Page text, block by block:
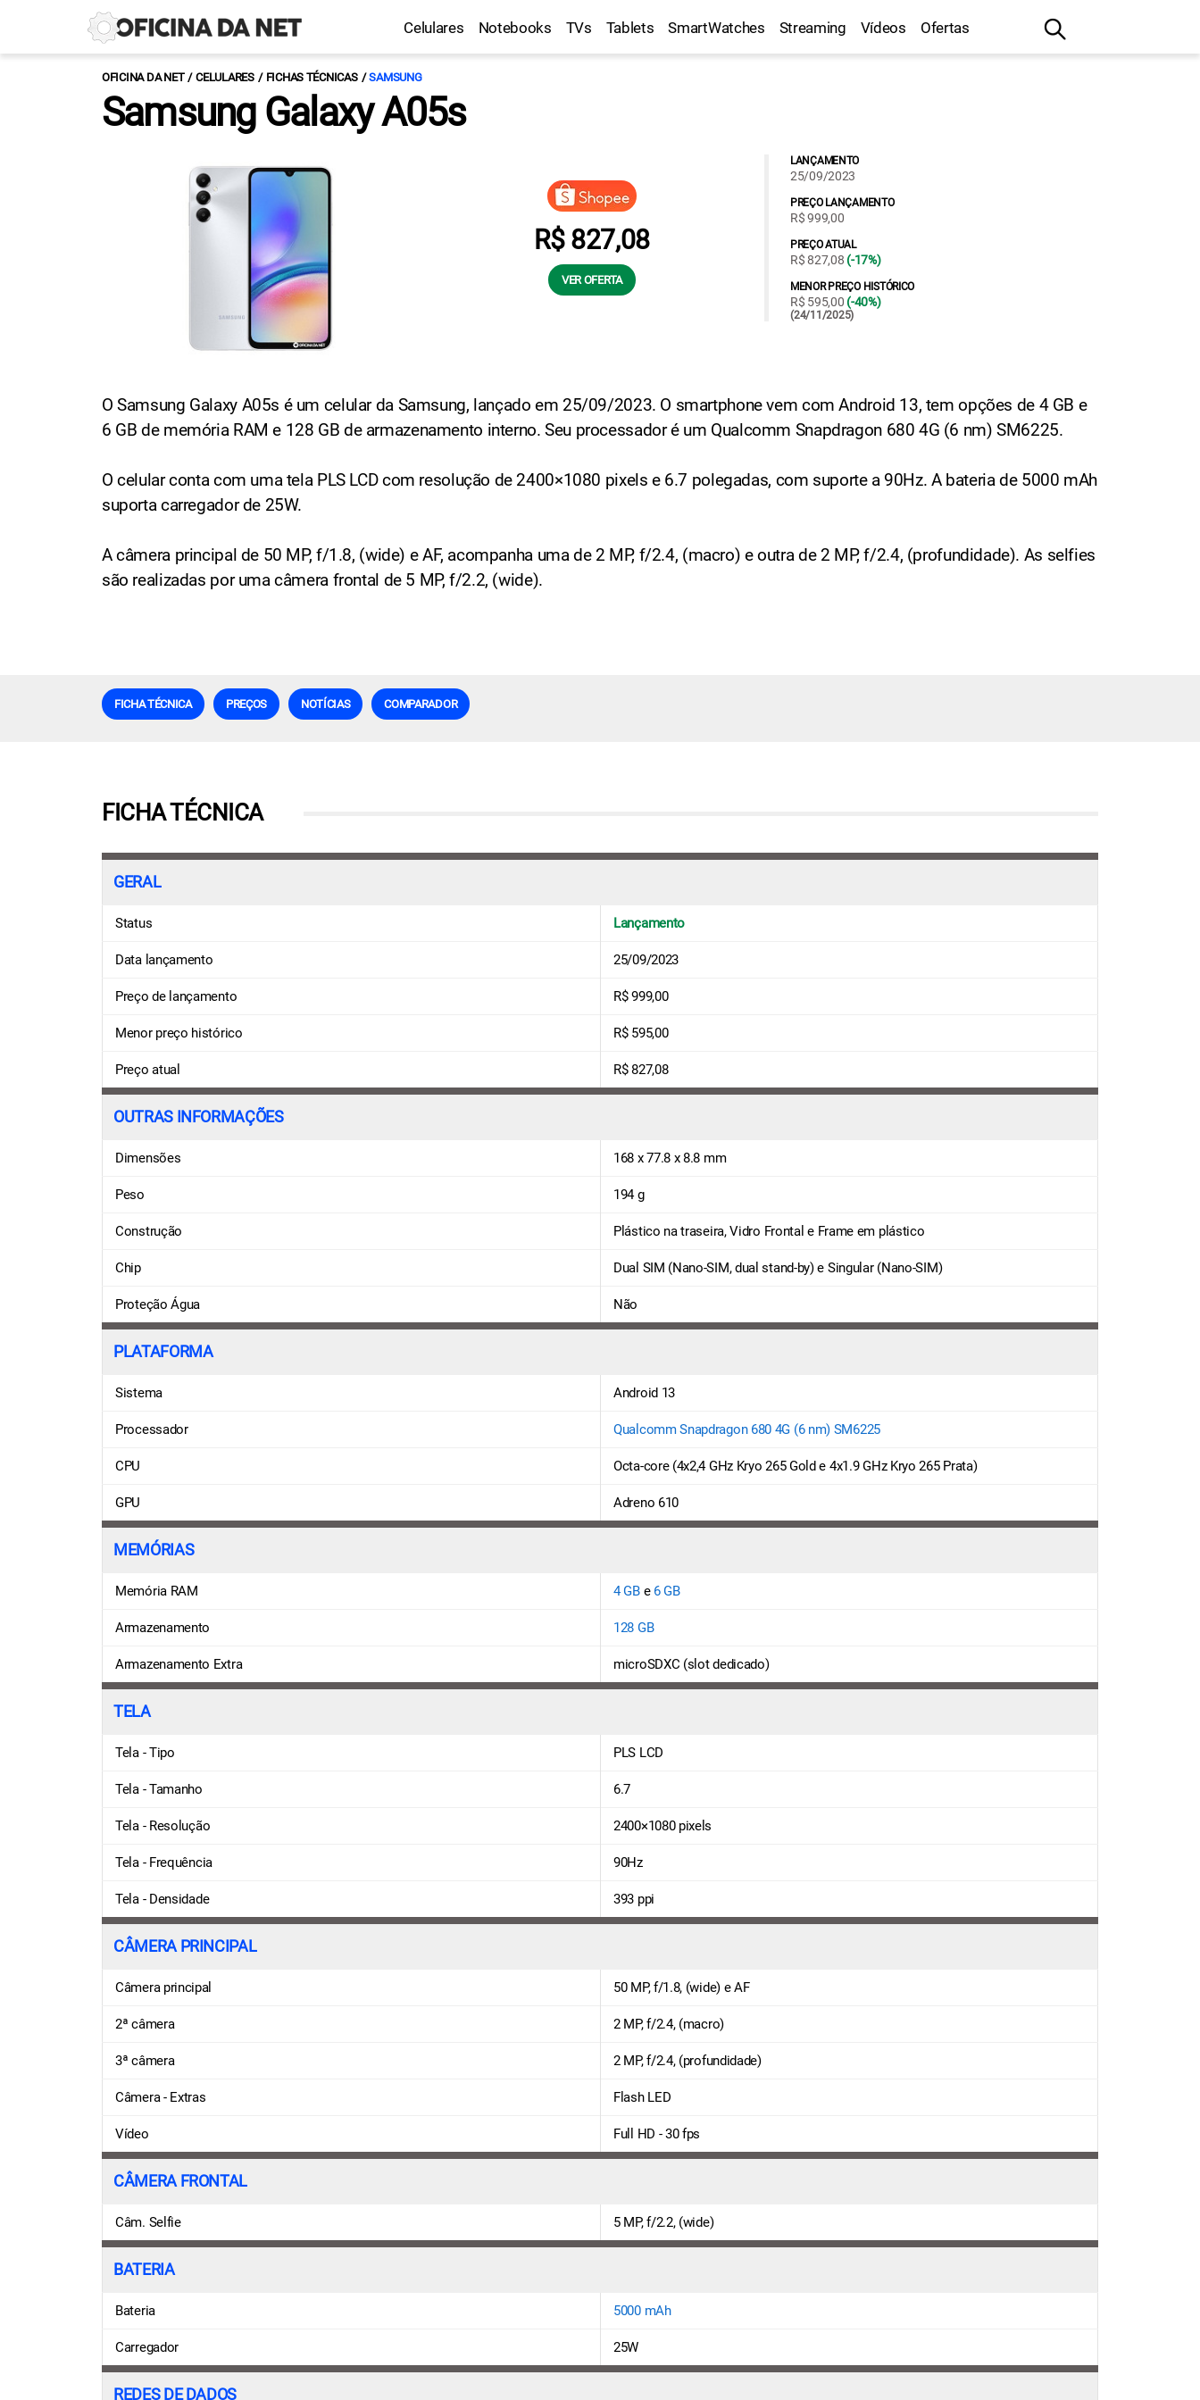
Celulares Notebooks TVs Tablets SmartWatches Streaming Vídeos Ofertas
OFICINA DA NET CELULARES FICHAS TÉCNICAS SAMSUNG
Samsung Galaxy A05s
R$ 827,08
VER OFERTA
LANÇAMENTO
25/09/2023
PREÇO LANÇAMENTO
R$ 999,00
PREÇO ATUAL
R$ 827,08 (-17%)
MENOR PREÇO HISTÓRICO
R$ 595,00 (-40%)
(24/11/2025)
O Samsung Galaxy A05s é um celular da Samsung, lançado em 25/09/2023. O smartphone vem com Android 13, tem opções de 4 GB e
6 GB de memória RAM e 128 GB de armazenamento interno. Seu processador é um Qualcomm Snapdragon 680 4G (6 nm) SM6225.
O celular conta com uma tela PLS LCD com resolução de 2400×1080 pixels e 6.7 polegadas, com suporte a 90Hz. A bateria de 5000 mAh
suporta carregador de 25W.
A câmera principal de 50 MP, f/1.8, (wide) e AF, acompanha uma de 2 MP, f/2.4, (macro) e outra de 2 MP, f/2.4, (profundidade). As selfies
são realizadas por uma câmera frontal de 5 MP, f/2.2, (wide).
FICHA TÉCNICA PREÇOS NOTÍCIAS COMPARADOR
FICHA TÉCNICA
GERAL
Status Lançamento
Data lançamento 25/09/2023
Preço de lançamento R$ 999,00
Menor preço histórico R$ 595,00
Preço atual R$ 827,08
OUTRAS INFORMAÇÕES
Dimensões 168 x 77.8 x 8.8 mm
Peso 194 g
Construção Plástico na traseira, Vidro Frontal e Frame em plástico
Chip Dual SIM (Nano-SIM, dual stand-by) e Singular (Nano-SIM)
Proteção Água Não
PLATAFORMA
Sistema Android 13
Processador Qualcomm Snapdragon 680 4G (6 nm) SM6225
CPU Octa-core (4x2,4 GHz Kryo 265 Gold e 4x1.9 GHz Kryo 265 Prata)
GPU Adreno 610
MEMÓRIAS
Memória RAM 4 GBe 6 GB
Armazenamento 128 GB
Armazenamento Extra microSDXC (slot dedicado)
TELA
Tela - Tipo PLS LCD
Tela - Tamanho 6.7
Tela - Resolução 2400×1080 pixels
Tela - Frequência 90Hz
Tela - Densidade 393 ppi
CÂMERA PRINCIPAL
Câmera principal 50 MP, f/1.8, (wide) e AF
2ª câmera 2 MP, f/2.4, (macro)
3ª câmera 2 MP, f/2.4, (profundidade)
Câmera - Extras Flash LED
Vídeo Full HD - 30 fps
CÂMERA FRONTAL
Câm. Selfie 5 MP, f/2.2, (wide)
BATERIA
Bateria 5000 mAh
Carregador 25W
REDES DE DADOS